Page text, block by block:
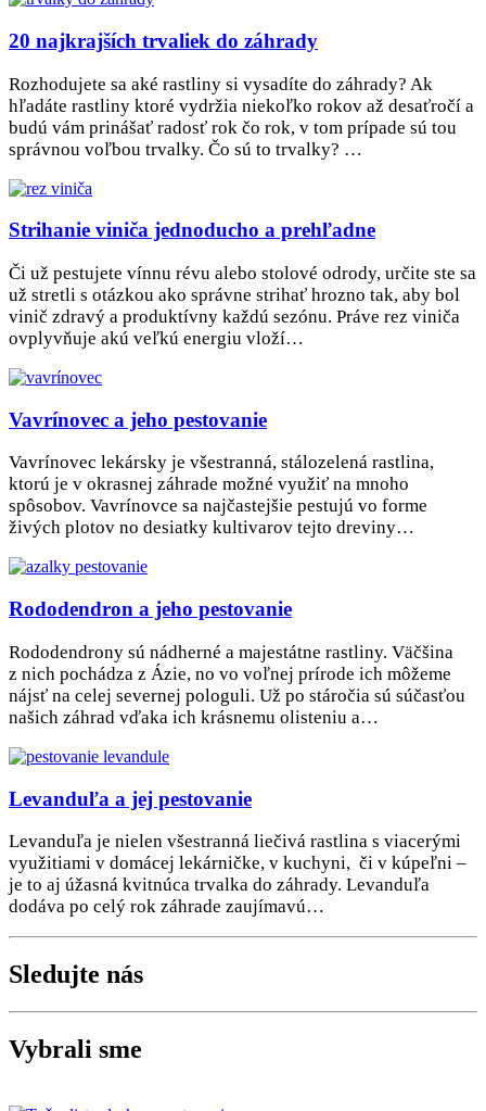
20 najkrajších trvaliek do záhrady
Rozhodujete sa aké rastliny si vysadíte do záhrady? Ak
hľadáte rastliny ktoré vydržia niekoľko rokov až desaťročí a
budú vám prinášať radosť rok čo rok, v tom prípade sú tou
správnou voľbou trvalky. Čo sú to trvalky? …
Strihanie viniča jednoducho a prehľadne
Či už pestujete vínnu révu alebo stolové odrody, určite ste sa
už stretli s otázkou ako správne strihať hrozno tak, aby bol
vinič zdravý a produktívny každú sezónu. Práve rez viniča
ovplyvňuje akú veľkú energiu vloží…
Vavrínovec a jeho pestovanie
Vavrínovec lekársky je všestranná, stálozelená rastlina,
ktorú je v okrasnej záhrade možné využiť na mnoho
spôsobov. Vavrínovce sa najčastejšie pestujú vo forme
živých plotov no desiatky kultivarov tejto dreviny…
Rododendron a jeho pestovanie
Rododendrony sú nádherné a majestátne rastliny. Väčšina
z nich pochádza z Ázie, no vo voľnej prírode ich môžeme
nájsť na celej severnej pologuli. Už po stáročia sú súčasťou
našich záhrad vďaka ich krásnemu olisteniu a…
Levanduľa a jej pestovanie
Levanduľa je nielen všestranná liečivá rastlina s viacerými
využitiami v domácej lekárničke, v kuchyni, či v kúpeľni –
je to aj úžasná kvitnúca trvalka do záhrady. Levanduľa
dodáva po celý rok záhrade zaujímavú…
Sledujte nás
Vybrali sme